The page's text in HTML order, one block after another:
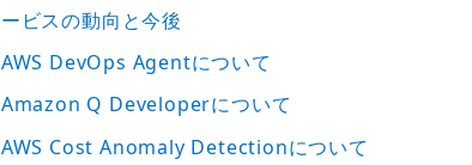
ービスの動向と今後
AWS DevOps Agentについて
Amazon Q Developerについて
AWS Cost Anomaly Detectionについて